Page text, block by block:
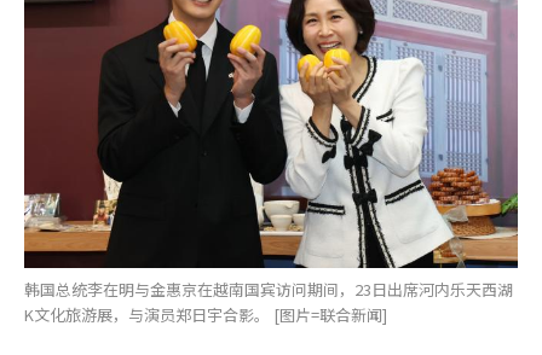
韩国总统李在明与金惠京在越南国宾访问期间，23日出席河内乐天西湖
K文化旅游展，与演员郑日宇合影。 [图片=联合新闻]